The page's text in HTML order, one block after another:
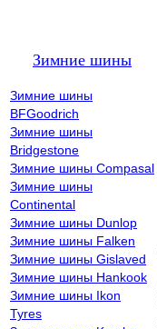
Зимние шины
Зимние шины
BFGoodrich
Зимние шины
Bridgestone
Зимние шины Compasal
Зимние шины
Continental
Зимние шины Dunlop
Зимние шины Falken
Зимние шины Gislaved
Зимние шины Hankook
Зимние шины Ikon
Tyres